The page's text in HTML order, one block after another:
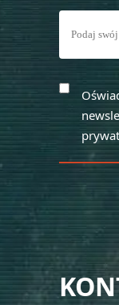
Please
leave
this
field
empty.